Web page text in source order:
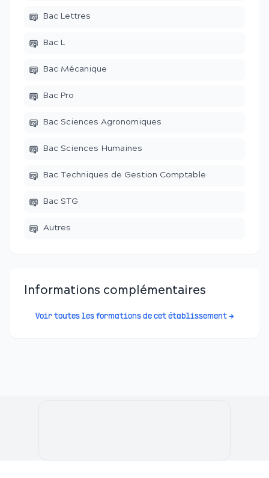
Bac Lettres
Bac L
Bac Mécanique
Bac Pro
Bac Sciences Agronomiques
Bac Sciences Humaines
Bac Techniques de Gestion Comptable
Bac STG
Autres
Informations complémentaires
Voir toutes les formations de cet établissement →